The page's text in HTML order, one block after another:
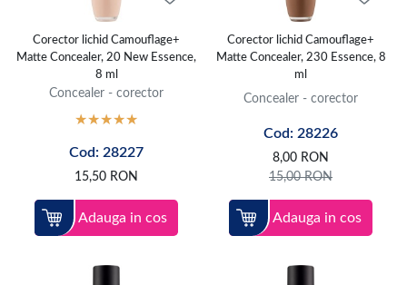
Corector lichid Camouflage+
Matte Concealer, 20 New Essence,
8 ml
Concealer - corector
Cod: 28227
15,50 RON
Adauga in cos
Corector lichid Camouflage+
Matte Concealer, 230 Essence, 8
ml
Concealer - corector
Cod: 28226
8,00 RON
15,00RON
Adauga in cos